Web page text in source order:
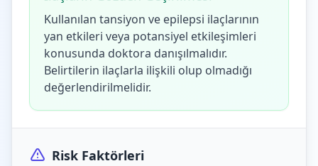
Kullanılan tansiyon ve epilepsi ilaçlarının
yan etkileri veya potansiyel etkileşimleri
konusunda doktora danışılmalıdır.
Belirtilerin ilaçlarla ilişkili olup olmadığı
değerlendirilmelidir.
Risk Faktörleri